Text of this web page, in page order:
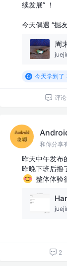
续发展” ！
今天偶遇 “掘友
周
今天学到了
评论
昨天中午发布
昨晚下班后撸
整体体验
2